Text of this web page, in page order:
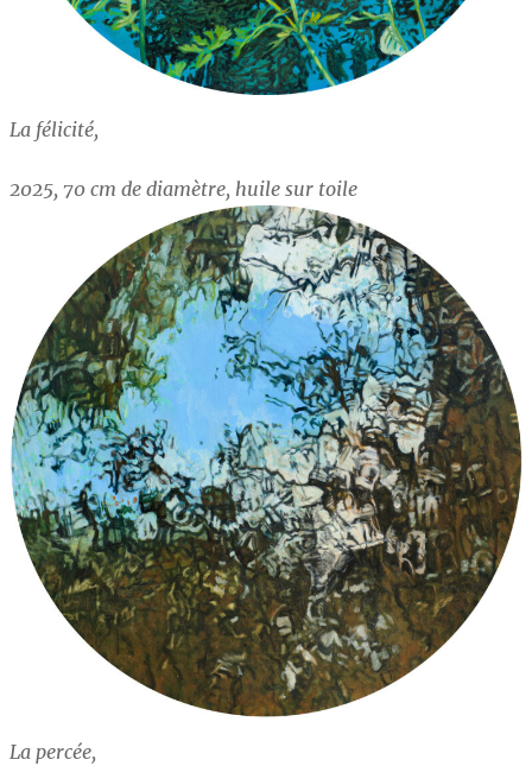
La félicité,
2025, 70 cm de diamètre, huile sur toile
La percée,